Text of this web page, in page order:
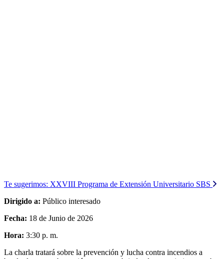
Te sugerimos: XXVIII Programa de Extensión Universitario SBS
Dirigido a: Público interesado
Fecha: 18 de Junio de 2026
Hora: 3:30 p. m.
La charla tratará sobre la prevención y lucha contra incendios a